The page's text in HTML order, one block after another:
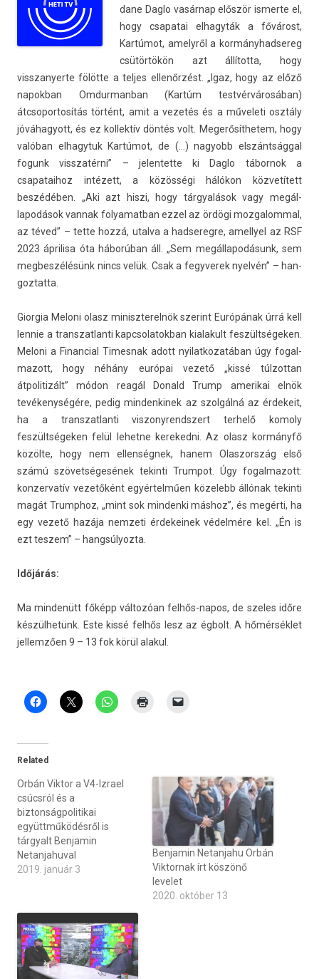
dane Daglo vasárnap először is­merte el,
hogy csapatai el­hagyták a fővárost,
Kartúmot, amelyről a kor­mányhad­sereg
csütörtökön azt állította, hogy
visszanyer­te fölötte a tel­jes ellenőrzést. „Igaz, hogy az előző
napok­ban Om­durman­ban (Kartúm testvérvárosában)
átcsopor­tosítás történt, amit a vezetés és a műveleti osztály
jóváhagyott, és ez kol­lektív döntés volt. Megerősít­hetem, hogy
valóban el­hagytuk Kartúmot, de (…) nagyobb elszántsággal
fogunk visszatér­ni” – jelen­tette ki Daglo tábor­nok a
csapataihoz intézett, a közösségi hálókon közvetített
beszédében. „Aki azt hiszi, hogy tárgyalások vagy megál­
lapodások van­nak folyamat­ban ezzel az ördögi moz­galomm­al,
az téved” – tette hozzá, utal­va a had­sereg­re, amel­lyel az RSF
2023 áprilisa óta háborúban áll. „Sem megál­lapodásunk, sem
meg­beszélésünk nincs velük. Csak a fegyverek nyelvén” – han­
goz­tatta.
Gior­gia Meloni olasz miniszterel­nök szerint Európának úrrá kell
len­nie a trans­zat­lanti kapcsolatok­ban kialakult feszültségeken.
Meloni a Fin­an­ci­al Times­nak adott nyilat­kozatában úgy fogal­
mazott, hogy néhány európai vezető „kissé túl­zottan
átpolitizált” módon reagál Donald Trump amerikai elnök
tevékenységére, pedig min­denkinek az szolgálná az érdekeit,
ha a trans­zat­lanti vis­zonyrendszert ter­helő komo­ly
feszültségeken felül lehet­ne kereked­ni. Az olasz kormányfő
közölte, hogy nem el­lenség­nek, hanem Olas­zország első
számú szövetségesének tekin­ti Trum­pot. Úgy fogal­mazott:
kon­zervatív vezetőként egyértelműen közelebb állónak tekin­ti
magát Trumphoz, „mint sok min­denki máshoz”, és megérti, ha
egy vezető hazája nem­zeti érdekeinek védelmére kel. „Én is
ezt tes­zem” – han­gsúlyoz­ta.
Időjárás:
Ma min­denütt főképp változóan felhős-napos, de szeles időre
készülhetünk. Este kissé felhős lesz az égbolt. A hőmérséklet
jel­lemző­en 9 – 13 fok körül al­akul.
Related
Orbán Viktor a V4-Izrael
csúcsról és a
biztonságpolitikai
együttműködésről is
tárgyalt Benjamin
Netanjahuval
2019. január 3
Benjamin Netanjahu Orbán
Viktornak írt köszönő
levelet
2020. október 13